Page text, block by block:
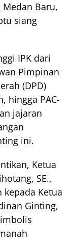
Baru,
siang
IPK dari
Pimpinan
(DPD)
hingga PAC-
jajaran
ini.
Ketua
SE.,
Ketua
Ginting,